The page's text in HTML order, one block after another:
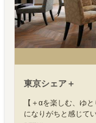
東京シェア＋
【＋αを楽しむ、ゆ
になりがちと感じて